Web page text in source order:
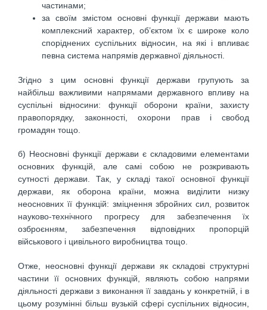
частинами;
за своїм змістом основні функції держави мають
комплексний характер, об’єктом їх є широке коло
споріднених суспільних відносин, на які і впливає
певна система напрямів державної діяльності.
Згідно з цим основні функції держави групують за
найбільш важливими напрямами державного впливу на
суспільні відносини: функції оборони країни, захисту
правопорядку, законності, охорони прав і свобод
громадян тощо.
б) Неосновні функції держави є складовими елементами
основних функцій, але самі собою не розкривають
сутності держави. Так, у складі такої основної функції
держави, як оборона країни, можна виділити низку
неосновних її функцій: зміцнення збройних сил, розвиток
науково-технічного прогресу для забезпечення їх
озброєнням, забезпечення відповідних пропорцій
військового і цивільного виробництва тощо.
Отже, неосновні функції держави як складові структурні
частини її основних функцій, являють собою напрями
діяльності держави з виконання її завдань у конкретній, і в
цьому розумінні більш вузькій сфері суспільних відносин,